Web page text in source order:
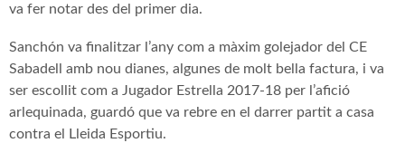
va fer notar des del primer dia.
Sanchón va finalitzar l’any com a màxim golejador del CE
Sabadell amb nou dianes, algunes de molt bella factura, i va
ser escollit com a Jugador Estrella 2017-18 per l’afició
arlequinada, guardó que va rebre en el darrer partit a casa
contra el Lleida Esportiu.